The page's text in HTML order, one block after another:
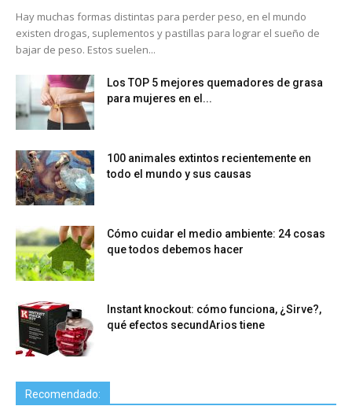
Hay muchas formas distintas para perder peso, en el mundo
existen drogas, suplementos y pastillas para lograr el sueño de
bajar de peso. Estos suelen...
Los TOP 5 mejores quemadores de grasa
para mujeres en el...
100 animales extintos recientemente en
todo el mundo y sus causas
Cómo cuidar el medio ambiente: 24 cosas
que todos debemos hacer
Instant knockout: cómo funciona, ¿Sirve?,
qué efectos secundArios tiene
Recomendado: